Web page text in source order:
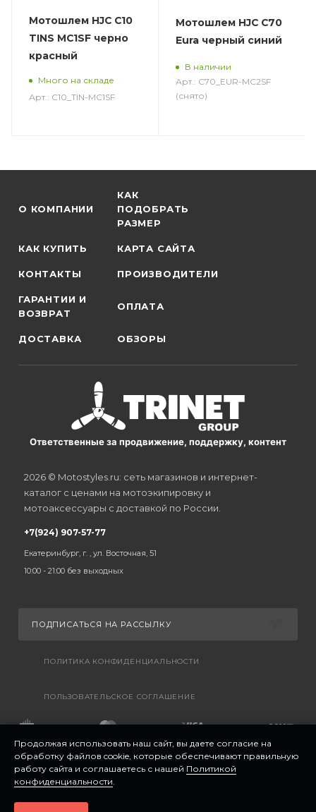
Мотошлем HJC C10
TINS MC1SF черно
красный
Много на складе
Арт.: C10_TIN-MC1SF
Мотошлем HJC C70
Eura черный синий
В наличии
Арт.: C70_EUR-MC2SF
(снято)
О КОМПАНИИ
КАК
ПОДОБРАТЬ
РАЗМЕР
КАК КУПИТЬ КАРТА САЙТА
КОНТАКТЫ ПРОИЗВОДИТЕЛИ
ГАРАНТИИ И
ВОЗВРАТ
ОПЛАТА
ДОСТАВКА ОБЗОРЫ
Ответственные за продвижение, поддержку, контент
2026 © Motostyles.ru: сеть магазинов и интернет-
каталог с ценами на мотоэкипировку и
мотоаксессуары с доставкой по России.
+7(924) 907-57-77
Екатеринбург, г. , ул. Восточная, 51
10:00 - 21:00 без выходных
ПОДПИСАТЬСЯ НА РАССЫЛКУ
ПОЛИТИКА КОНФИДЕНЦИАЛЬНОСТИ
ПОЛЬЗОВАТЕЛЬСКОЕ СОГЛАШЕНИЕ
Продолжая использовать наш сайт, вы даете согласие на
обработку файлов cookie, которые обеспечивают правильную
работу сайта и соглашаетесь с нашей Политикой
конфиденциальности.